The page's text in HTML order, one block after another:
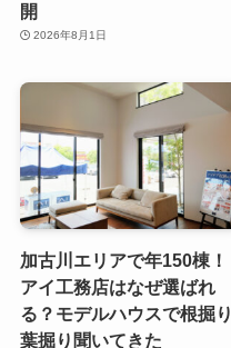
開
2026年8月1日
加古川エリアで年150棟！
アイ工務店はなぜ選ばれ
る？モデルハウスで根掘り
葉掘り聞いてきた